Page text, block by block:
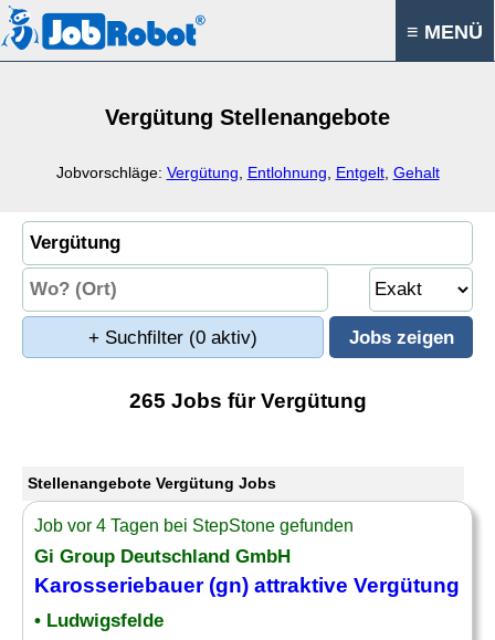
≡ MENÜ
Vergütung Stellenangebote
Jobvorschläge: Vergütung Entlohnung Entgelt, Gehalt
+ Suchfilter (0 aktiv)
265 Jobs für Vergütung
Stellenangebote Vergütung Jobs
Job vor 4 Tagen bei StepStone gefunden
Gi Group Deutschland GmbH
Karosseriebauer (gn) attraktive Vergütung
• Ludwigsfelde